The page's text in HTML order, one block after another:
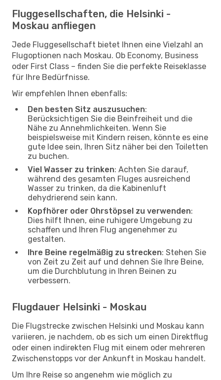
Fluggesellschaften, die Helsinki -
Moskau anfliegen
Jede Fluggesellschaft bietet Ihnen eine Vielzahl an
Flugoptionen nach Moskau. Ob Economy, Business
oder First Class – finden Sie die perfekte Reiseklasse
für Ihre Bedürfnisse.
Wir empfehlen Ihnen ebenfalls:
Den besten Sitz auszusuchen:
Berücksichtigen Sie die Beinfreiheit und die
Nähe zu Annehmlichkeiten. Wenn Sie
beispielsweise mit Kindern reisen, könnte es eine
gute Idee sein, Ihren Sitz näher bei den Toiletten
zu buchen.
Viel Wasser zu trinken: Achten Sie darauf,
während des gesamten Fluges ausreichend
Wasser zu trinken, da die Kabinenluft
dehydrierend sein kann.
Kopfhörer oder Ohrstöpsel zu verwenden:
Dies hilft Ihnen, eine ruhigere Umgebung zu
schaffen und Ihren Flug angenehmer zu
gestalten.
Ihre Beine regelmäßig zu strecken: Stehen Sie
von Zeit zu Zeit auf und dehnen Sie Ihre Beine,
um die Durchblutung in Ihren Beinen zu
verbessern.
Flugdauer Helsinki - Moskau
Die Flugstrecke zwischen Helsinki und Moskau kann
variieren, je nachdem, ob es sich um einen Direktflug
oder einen indirekten Flug mit einem oder mehreren
Zwischenstopps vor der Ankunft in Moskau handelt.
Um Ihre Reise so angenehm wie möglich zu